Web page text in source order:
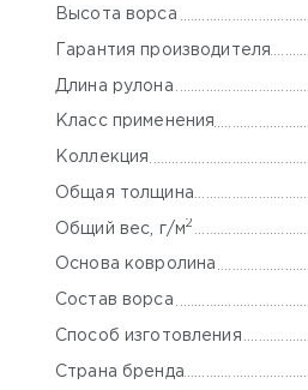
Высота ворса
Гарантия производителя
Длина рулона
Класс применения
Коллекция
Общая толщина
Общий вес, г/м2
Основа ковролина
Состав ворса
Способ изготовления
Страна бренда